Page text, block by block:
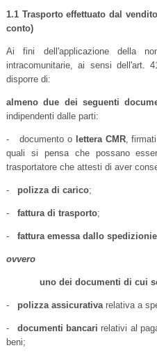
1.1 Trasporto effettuato dal
conto)
Ai fini dell'applicazione della
intracomunitarie, ai sensi dell'art.
disporre di:
almeno due dei seguenti
indipendenti dalle parti:
- documento o lettera CMR,
quali si pensa che possano
trasportatore che attesti di aver
- polizza di carico;
- fattura di trasporto;
- fattura emessa dallo
ovvero
uno dei documenti di cui
- polizza assicurativarelativa a
-documenti bancari relativi al
beni;